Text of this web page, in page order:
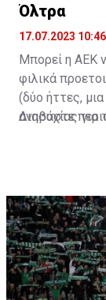
Όλτρα
17.07.2023 10:46
Μπορεί η ΑΕΚ
φιλικά
(δύο ήττες,
ανησυχίας για
Διαβάστε